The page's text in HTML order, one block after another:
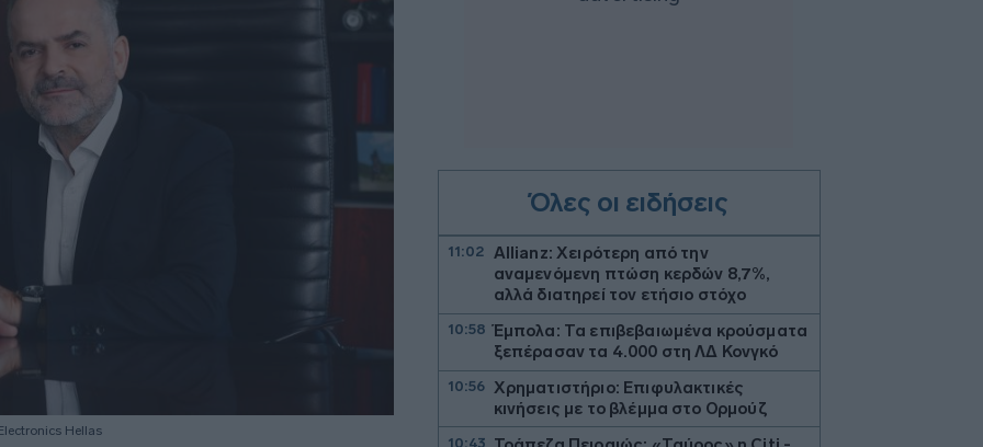
Hellas
Όλες οι ειδήσεις
11:02
Allianz: Χειρότερη από την
αναμενόμενη πτώση κερδών 8,7%,
αλλά διατηρεί τον ετήσιο στόχο
10:58 Έμπολα: Τα επιβεβαιωμένα κρούσματα
ξεπέρασαν τα 4.000 στη ΛΔ Κονγκό
10:56 Χρηματιστήριο: Επιφυλακτικές
κινήσεις με το βλέμμα στο Ορμούζ
10:43